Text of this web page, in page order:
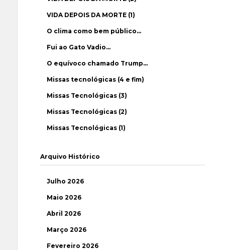
VIDA DEPOIS DA MORTE (1)
O clima como bem público…
Fui ao Gato Vadio…
O equívoco chamado Trump…
Missas tecnológicas (4 e fim)
Missas Tecnológicas (3)
Missas Tecnológicas (2)
Missas Tecnológicas (1)
Arquivo Histórico
Julho 2026
Maio 2026
Abril 2026
Março 2026
Fevereiro 2026